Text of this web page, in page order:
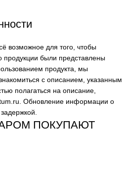
возможное для того, чтобы
были представлены
продукта, мы
с описанием, указанным
полагаться на описание,
. Обновление информации о
ПОКУПАЮТ